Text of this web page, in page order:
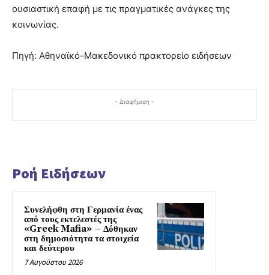
ουσιαστική επαφή με τις πραγματικές ανάγκες της
κοινωνίας.
Πηγή: Αθηναϊκό-Μακεδονικό πρακτορείο ειδήσεων
- Διαφήμιση -
Ροή Ειδήσεων
Συνελήφθη στη Γερμανία ένας
από τους εκτελεστές της
«Greek Mafia» – Δόθηκαν
στη δημοσιότητα τα στοιχεία
και δεύτερου
7 Αυγούστου 2026